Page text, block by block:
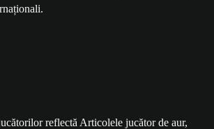
reflectă Articolele jucător de aur,